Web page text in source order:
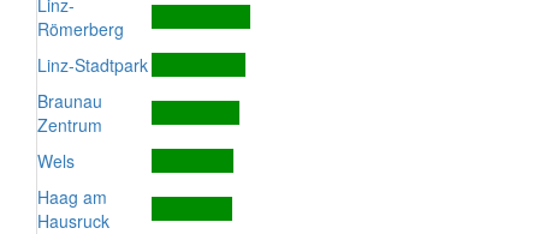
Linz-
Römerberg
Linz-Stadtpark
Braunau
Zentrum
Wels
Haag am
Hausruck